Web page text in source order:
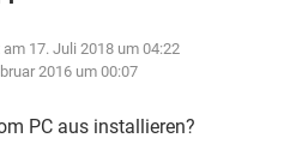
am 17. Juli 2018 um 04:22
2016 um 00:07
PC aus installieren?